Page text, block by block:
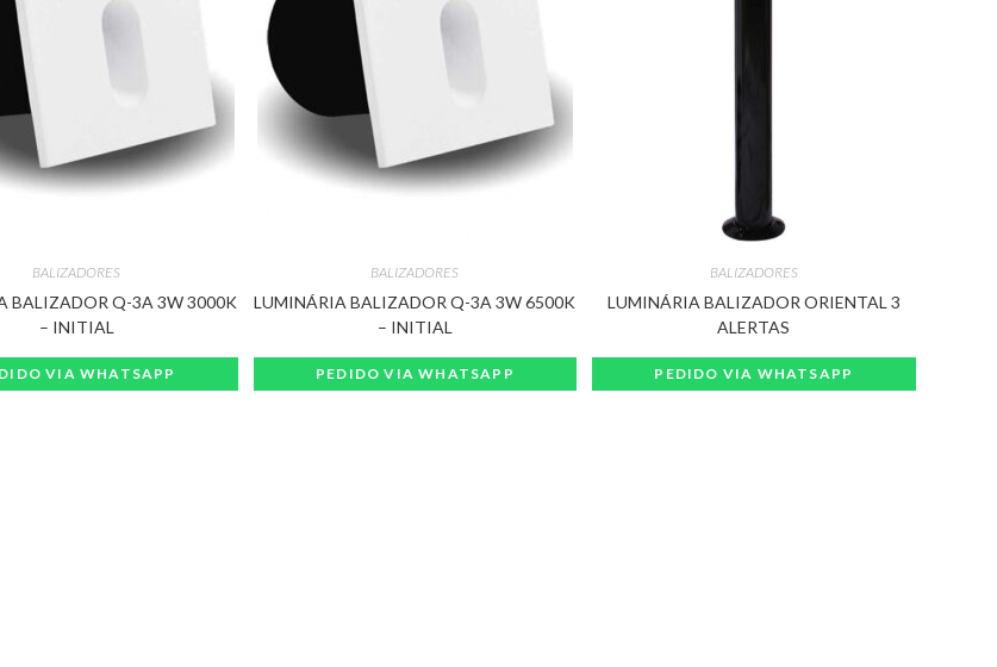
BALIZADORES
BALIZADOR Q-3A 3W 3000K
– INITIAL
VIA WHATSAPP
BALIZADORES
LUMINÁRIA BALIZADOR Q-3A 3W 6500K
– INITIAL
PEDIDO VIA WHATSAPP
BALIZADORES
LUMINÁRIA BALIZADOR ORIENTAL 3
ALERTAS
PEDIDO VIA WHATSAPP